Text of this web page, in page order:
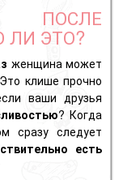
ПОСЛЕ
ЭТО?
женщина может
клише прочно
ваши друзья
? Когда
сразу следует
есть